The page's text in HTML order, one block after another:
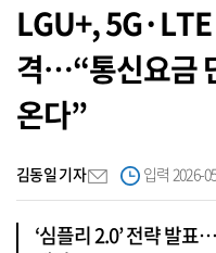
LGU+,
격…“통신요금
온다”
김동일 기자 입력 2026-
‘심플리 2.0’ 전략 발